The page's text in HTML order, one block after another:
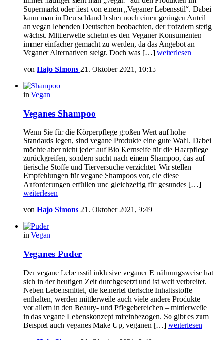
Supermarkt oder liest von einem „Veganer Lebensstil“. Dabei
kann man in Deutschland bisher noch einen geringen Anteil
an vegan lebenden Deutschen beobachten, der trotzdem stetig
wächst. Mittlerweile scheint es den Veganer Konsumenten
immer einfacher gemacht zu werden, da das Angebot an
Veganer Alternativen steigt. Doch was […] weiterlesen
von Hajo Simons 21. Oktober 2021, 10:13
in Vegan
Veganes Shampoo
Wenn Sie für die Körperpflege großen Wert auf hohe
Standards legen, sind vegane Produkte eine gute Wahl. Dabei
möchte aber nicht jeder auf Bio Kernseife für die Haarpflege
zurückgreifen, sondern sucht nach einem Shampoo, das auf
tierische Stoffe und Tierversuche verzichtet. Wir stellen
Empfehlungen für vegane Shampoos vor, die diese
Anforderungen erfüllen und gleichzeitig für gesundes […]
weiterlesen
von Hajo Simons 21. Oktober 2021, 9:49
in Vegan
Veganes Puder
Der vegane Lebensstil inklusive veganer Ernährungsweise hat
sich in der heutigen Zeit durchgesetzt und ist weit verbreitet.
Neben Lebensmittel, die keinerlei tierische Inhaltsstoffe
enthalten, werden mittlerweile auch viele andere Produkte –
vor allem in den Beauty- und Pflegebereichen – mittlerweile
in das vegane Lebenskonzept miteinbezogen. So gibt es zum
Beispiel auch veganes Make Up, veganen […] weiterlesen